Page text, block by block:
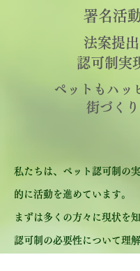
署名活
法案提出
認可制実
ペットもハッ
街づくり
私たちは、ペット認可制の
的に活動を進めています。
まずは多くの方々に現状を
認可制の必要性について理